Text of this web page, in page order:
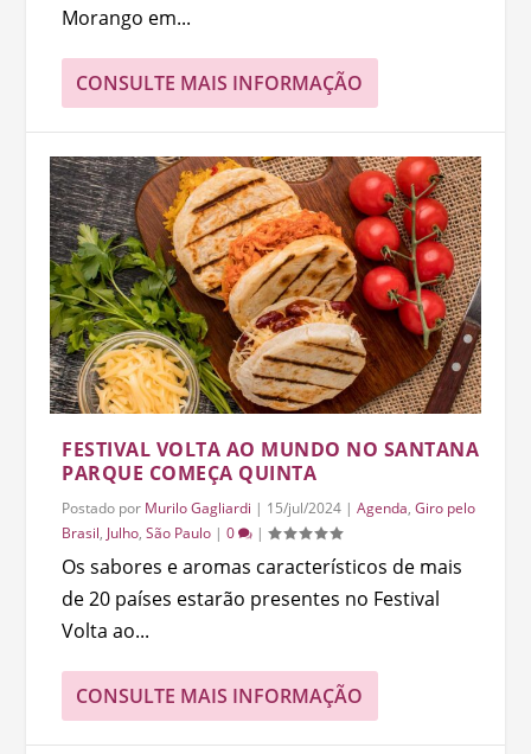
Morango em...
CONSULTE MAIS INFORMAÇÃO
FESTIVAL VOLTA AO MUNDO NO SANTANA
PARQUE COMEÇA QUINTA
Postado por Murilo Gagliardi | 15/jul/2024 |Agenda,Giro pelo
Brasil, Julho,São Paulo |0 |
Os sabores e aromas característicos de mais
de 20 países estarão presentes no Festival
Volta ao...
CONSULTE MAIS INFORMAÇÃO